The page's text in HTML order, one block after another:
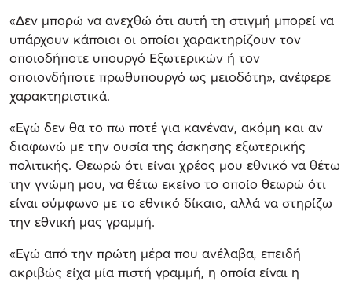
«Δεν μπορώ να ανεχθώ ότι αυτή τη στιγμή μπορεί να
υπάρχουν κάποιοι οι οποίοι χαρακτηρίζουν τον
οποιοδήποτε υπουργό Εξωτερικών ή τον
οποιονδήποτε πρωθυπουργό ως μειοδότη», ανέφερε
χαρακτηριστικά.
«Εγώ δεν θα το πω ποτέ για κανέναν, ακόμη και αν
διαφωνώ με την ουσία της άσκησης εξωτερικής
πολιτικής. Θεωρώ ότι είναι χρέος μου εθνικό να θέτω
την γνώμη μου, να θέτω εκείνο το οποίο θεωρώ ότι
είναι σύμφωνο με το εθνικό δίκαιο, αλλά να στηρίζω
την εθνική μας γραμμή.
«Εγώ από την πρώτη μέρα που ανέλαβα, επειδή
ακριβώς είχα μία πιστή γραμμή, η οποία είναι η